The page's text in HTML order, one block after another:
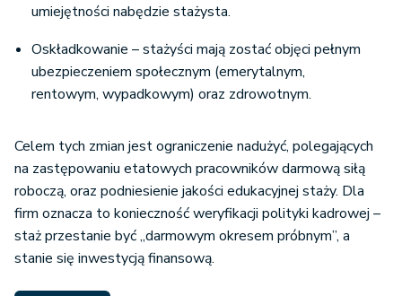
umiejętności nabędzie stażysta.
Oskładkowanie – stażyści mają zostać objęci pełnym
ubezpieczeniem społecznym (emerytalnym,
rentowym, wypadkowym) oraz zdrowotnym.
Celem tych zmian jest ograniczenie nadużyć, polegających
na zastępowaniu etatowych pracowników darmową siłą
roboczą, oraz podniesienie jakości edukacyjnej staży. Dla
firm oznacza to konieczność weryfikacji polityki kadrowej –
staż przestanie być „darmowym okresem próbnym”, a
stanie się inwestycją finansową.